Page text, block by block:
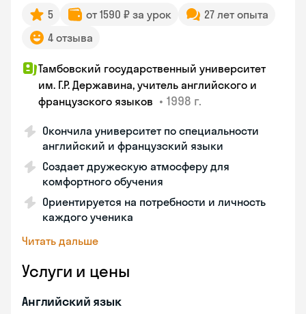
5 от 1590 ₽ за урок
27 лет опыта
4 отзыва
Тамбовский государственный университет
им. Г.Р. Державина, учитель английского и
французского языков • 1998 г.
Окончила университет по специальности
английский и французский языки
Создает дружескую атмосферу для
комфортного обучения
Ориентируется на потребности и личность
каждого ученика
Читать дальше
Услуги и цены
Английский язык